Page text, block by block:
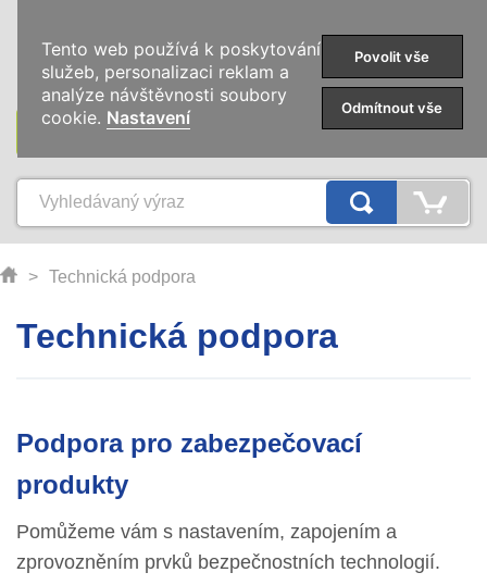
KATEGORIE
> Technická podpora
Technická podpora
Podpora pro zabezpečovací
produkty
Pomůžeme vám s nastavením, zapojením a
zprovozněním prvků bezpečnostních technologií.
Tento web používá k poskytování
služeb, personalizaci reklam a
analýze návštěvnosti soubory
cookie. Nastavení
Povolit vše
Odmítnout vše